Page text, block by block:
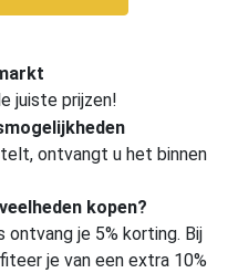
juiste prijzen!
ontvangt u het binnen
kopen?
ontvang je 5% korting. Bij
je van een extra 10%